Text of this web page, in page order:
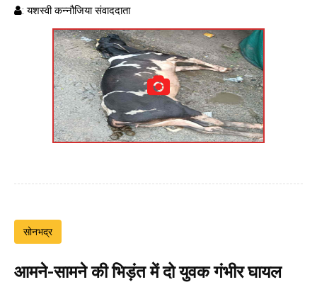
: यशस्वी कन्नौजिया संवाददाता
सोनभद्र
आमने-सामने की भिड़ंत में दो युवक गंभीर घायल